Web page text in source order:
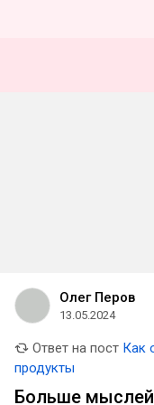
Олег Перов
13.05.2024
Ответ на пост Как
продукты
Больше